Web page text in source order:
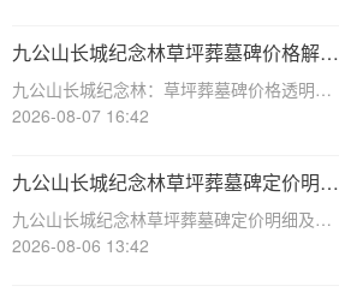
地，九公山长城纪念林凭借其得天独厚的地
理位置和优越的自然环境，成为众
九公山长城纪念林草坪葬墓碑价格解析
及赠予绿植养护服务详解
九公山长城纪念林：草坪葬墓碑价格透明，
赠送绿植养护服务☎ 九公山陵园电话:400-
纪念林地之一，致力于为逝者提供环保、庄
重的安葬选择。草坪葬墓碑作为一种
2026-08-07 16:42
九公山长城纪念林草坪葬墓碑定价明细
活动赠绿植养护服务详解
九公山长城纪念林草坪葬墓碑定价明细及活
动赠绿植养护服务详解☎ 九公山陵园电
2026-08-06 13:42